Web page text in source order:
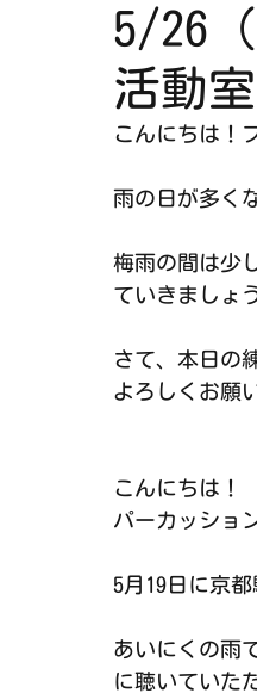
5/26
活動
こんにちは！
雨の日が多く
梅雨の間は少
ていきましょ
さて、本日の
よろしくお願
こんにちは！
パーカッショ
5月19日に京
あいにくの雨
に聴いていた